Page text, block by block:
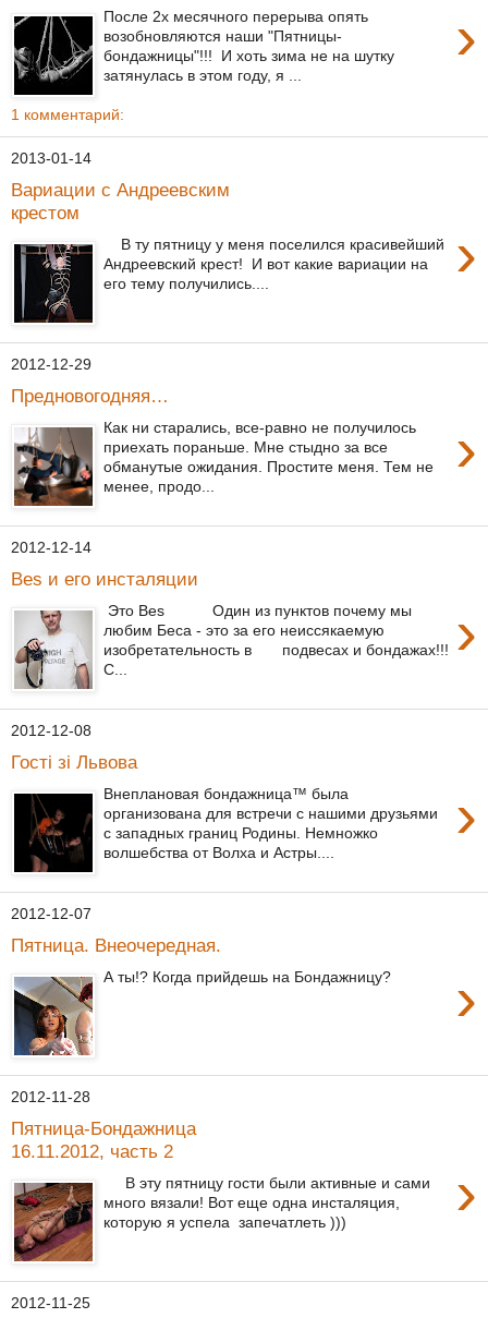
›
После 2х месячного перерыва опять
возобновляются наши "Пятницы-
бондажницы"!!! И хоть зима не на шутку
затянулась в этом году, я ...
1 комментарий:
2013-01-14
Вариации с Андреевским
крестом
›
В ту пятницу у меня поселился красивейший
Андреевский крест! И вот какие вариации на
его тему получились....
2012-12-29
Предновогодняя…
›
Как ни старались, все-равно не получилось
приехать пораньше. Мне стыдно за все
обманутые ожидания. Простите меня. Тем не
менее, продо...
2012-12-14
Bes и его инсталяции
›
Это Bes Один из пунктов почему мы
любим Беса - это за его неиссякаемую
изобретательность в подвесах и бондажах!!!
С...
2012-12-08
Гості зі Львова
›
Внеплановая бондажница™ была
организована для встречи с нашими друзьями
с западных границ Родины. Немножко
волшебства от Волха и Астры....
2012-12-07
Пятница. Внеочередная.
›
А ты!? Когда прийдешь на Бондажницу?
2012-11-28
Пятница-Бондажница
16.11.2012, часть 2
›
В эту пятницу гости были активные и сами
много вязали! Вот еще одна инсталяция,
которую я успела запечатлеть )))
2012-11-25